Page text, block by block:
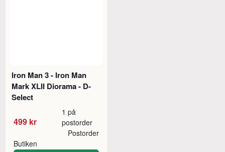
Iron Man 3 - Iron Man
Mark XLII Diorama - D-
Select
499 kr
1 på
postorder
Butiken
Postorder